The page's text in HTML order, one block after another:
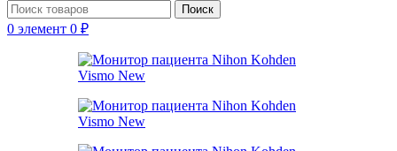
Поиск
0 элемент 0 ₽